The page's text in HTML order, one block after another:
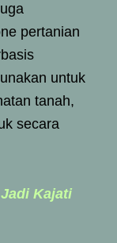
pertanian
untuk
tanah,
secara
Kajati